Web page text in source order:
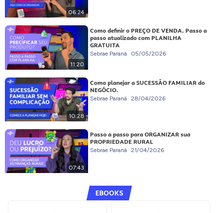
06:24
11:20
Como definir o PREÇO DE VENDA. Passo a
passo atualizado com PLANILHA
GRATUITA
Sebrae Paraná 05/05/2026
10:28
Como planejar a SUCESSÃO FAMILIAR do
NEGÓCIO.
Sebrae Paraná 28/04/2026
07:43
Passo a passo para ORGANIZAR sua
PROPRIEDADE RURAL
Sebrae Paraná 21/04/2026
EBOOKS